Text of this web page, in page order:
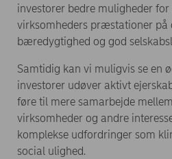
investorer bedre muligheder
virksomheders præstationer på
bæredygtighed og god
Samtidig kan vi muligvis se en
investorer udøver aktivt
føre til mere samarbejde
virksomheder og andre
komplekse udfordringer som
social ulighed.